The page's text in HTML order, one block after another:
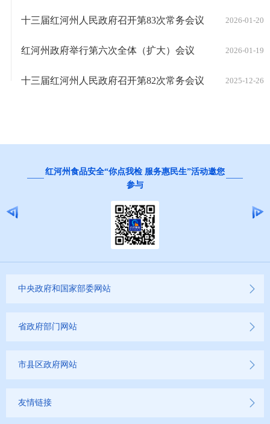
十三届红河州人民政府召开第83次常务会议 2026-01-20
红河州政府举行第六次全体（扩大）会议 2026-01-19
十三届红河州人民政府召开第82次常务会议 2025-12-26
红河州食品安全“你点我检 服务惠民生”活动邀您
参与
中央政府和国家部委网站
省政府部门网站
市县区政府网站
友情链接